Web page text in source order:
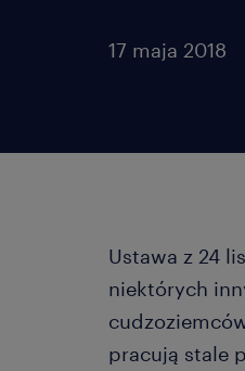
17 maja 2018
Ustawa z 24
niektórych
pracują stale